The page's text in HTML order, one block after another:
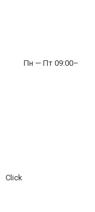
Пн — Пт 09:00–
Click